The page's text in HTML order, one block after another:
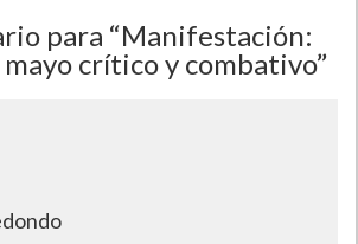
para “Manifestación:
crí­tico y combativo”